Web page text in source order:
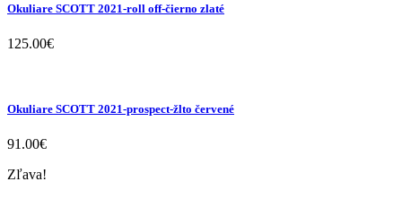
Okuliare SCOTT 2021-roll off-čierno zlaté
125.00€
Okuliare SCOTT 2021-prospect-žlto červené
91.00€
Zľava!